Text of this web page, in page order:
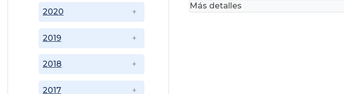
2017
2018
2019
2020
Más detalles